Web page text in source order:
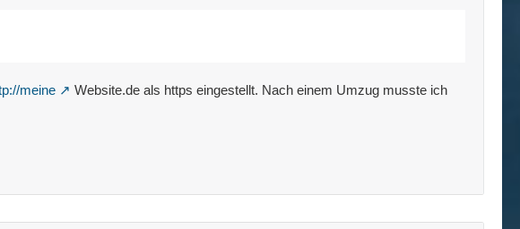
meine
Website.de als https eingestellt. Nach einem Umzug musste ich